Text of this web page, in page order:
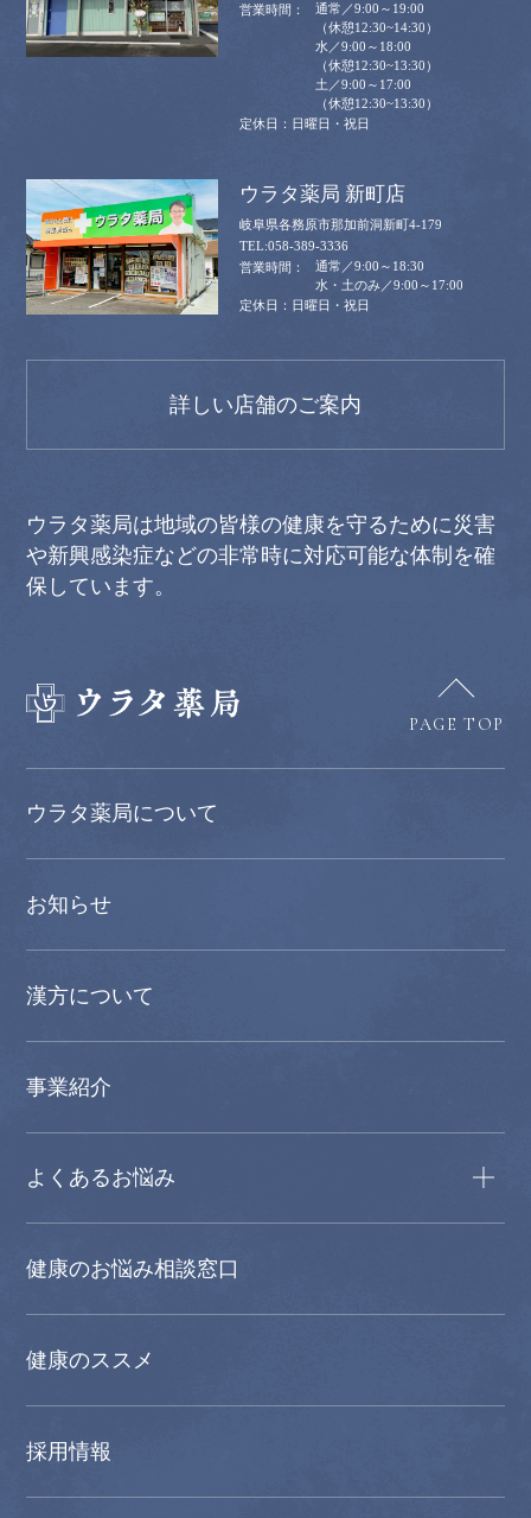
通常／9:00～19:00
（休憩12:30~14:30）
水／9:00～18:00
（休憩12:30~13:30）
土／9:00～17:00
（休憩12:30~13:30）
日曜日・祝日
ウラタ薬局 新町店
岐阜県各務原市那加前洞新町4-179
058-389-3336
通常／9:00～18:30
水・土のみ／9:00～17:00
日曜日・祝日
詳しい店舗のご案内
ウラタ薬局は地域の皆様の健康を守るために災害
や新興感染症などの非常時に対応可能な体制を確
保しています。
PAGE TOP
ウラタ薬局について
お知らせ
漢方について
事業紹介
よくあるお悩み
健康のお悩み相談窓口
健康のススメ
採用情報